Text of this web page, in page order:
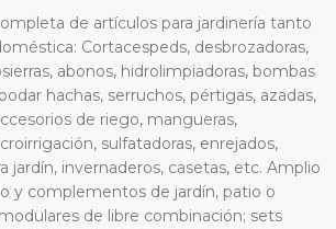
de artículos para jardinería tanto
Cortacespeds, desbrozadoras,
abonos, hidrolimpiadoras, bombas
hachas, serruchos, pértigas, azadas,
de riego, mangueras,
sulfatadoras, enrejados,
jardín, invernaderos, casetas, etc. Amplio
y complementos de jardín, patio o
de libre combinación; sets